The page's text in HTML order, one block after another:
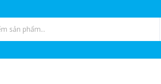
phẩm